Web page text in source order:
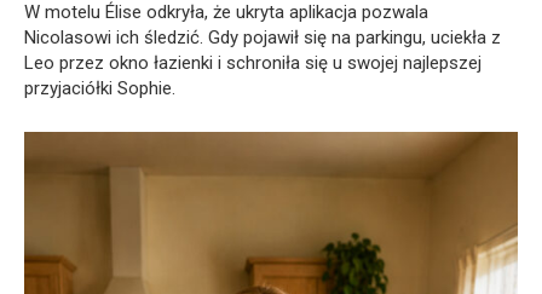
W motelu Élise odkryła, że ukryta aplikacja pozwala
Nicolasowi ich śledzić. Gdy pojawił się na parkingu, uciekła z
Leo przez okno łazienki i schroniła się u swojej najlepszej
przyjaciółki Sophie.